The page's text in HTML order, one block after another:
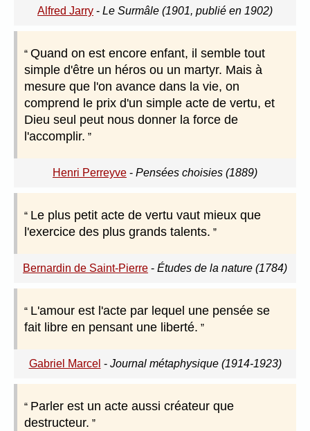
Alfred Jarry - Le Surmâle (1901, publié en 1902)
Quand on est encore enfant, il semble tout
simple d'être un héros ou un martyr. Mais à
mesure que l'on avance dans la vie, on
comprend le prix d'un simple acte de vertu, et
Dieu seul peut nous donner la force de
l'accomplir.
Henri Perreyve - Pensées choisies (1889)
Le plus petit acte de vertu vaut mieux que
l'exercice des plus grands talents.
Bernardin de Saint-Pierre - Études de la nature (1784)
L'amour est l'acte par lequel une pensée se
fait libre en pensant une liberté.
Gabriel Marcel - Journal métaphysique (1914-1923)
Parler est un acte aussi créateur que
destructeur.